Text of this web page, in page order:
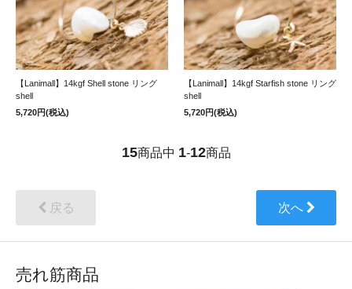
【Lanimall】14kgf Shell stone リング
shell
5,720円(税込)
【Lanimall】14kgf Starfish stone リング
shell
5,720円(税込)
15商品中 1-12商品
戻る 次へ
売れ筋商品